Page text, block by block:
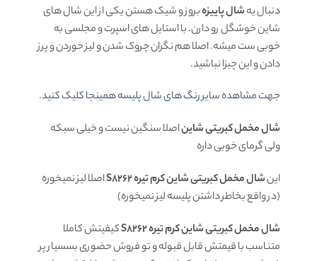
دنبال یهشال پاییزهبروز و شیک هستن یکی از این شال های
شاین خوشگل رو دارن. با استایل های اسپرت و مجلسی به
خوبی ست میشه. اصلا هم نگران چروک شدن و لیز خوردن و پرز
دادن و این چیزا نباشید.
جهت مشاهده سایر رنگ های شال پلیسه همینجا کلیک کنید.
شال مخمل کبریتی شایناصلا سنگین نیست و خیلی سبکه
ولی گرمای خوبی داره
اینشال مخمل کبریتی شاین کرم تیره S8262
اصلا لیز نمیخوره
(در واقع بخاطر داشتن پلیسه لیز نمیخوره)
شال مخمل کبریتی شاین کرم تیره S8262
کیفیتش کاملا
متناسب با قیمتش قابل قبوله و تو فروش حضوری بسسیار پر